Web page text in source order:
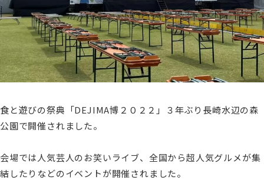
食と遊びの祭典「DEJIMA博２０２２」３年ぶり長崎水辺の森
公園で開催されました。
会場では人気芸人のお笑いライブ、全国から超人気グルメが集
結したりなどのイベントが開催されました。